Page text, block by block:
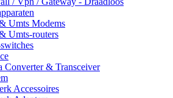
Umts Modems
Umts-routers
Converter & Transceiver
Accessoires